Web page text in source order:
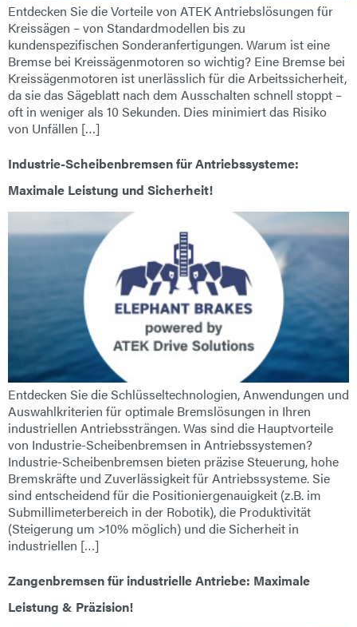
Entdecken Sie die Vorteile von ATEK Antriebslösungen für
Kreissägen – von Standardmodellen bis zu
kundenspezifischen Sonderanfertigungen. Warum ist eine
Bremse bei Kreissägenmotoren so wichtig? Eine Bremse bei
Kreissägenmotoren ist unerlässlich für die Arbeitssicherheit,
da sie das Sägeblatt nach dem Ausschalten schnell stoppt –
oft in weniger als 10 Sekunden. Dies minimiert das Risiko
von Unfällen […]
Industrie-Scheibenbremsen für Antriebssysteme:
Maximale Leistung und Sicherheit!
Entdecken Sie die Schlüsseltechnologien, Anwendungen und
Auswahlkriterien für optimale Bremslösungen in Ihren
industriellen Antriebssträngen. Was sind die Hauptvorteile
von Industrie-Scheibenbremsen in Antriebssystemen?
Industrie-Scheibenbremsen bieten präzise Steuerung, hohe
Bremskräfte und Zuverlässigkeit für Antriebssysteme. Sie
sind entscheidend für die Positioniergenauigkeit (z.B. im
Submillimeterbereich in der Robotik), die Produktivität
(Steigerung um >10% möglich) und die Sicherheit in
industriellen […]
Zangenbremsen für industrielle Antriebe: Maximale
Leistung & Präzision!